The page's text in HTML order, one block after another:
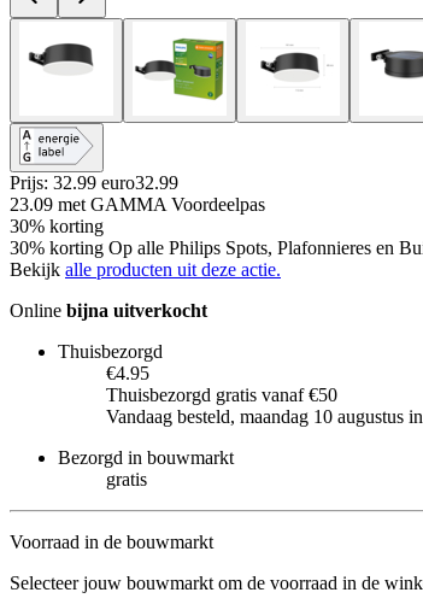
Prijs: 32.99 euro32.99
23.09 met GAMMA Voordeelpas
30% korting
30% korting Op alle Philips Spots, Plafonnieres en
Bekijk alle producten uit deze actie.
Online bijna uitverkocht
Thuisbezorgd
€4.95
Thuisbezorgd gratis vanaf €50
Vandaag besteld, maandag 10 augustus
Bezorgd in bouwmarkt
gratis
Voorraad in de bouwmarkt
Selecteer jouw bouwmarkt om de voorraad in de